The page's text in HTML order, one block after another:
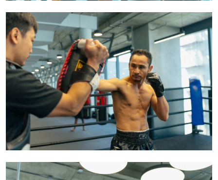
คู่แข่ง
สมัครเพื่อไม่พลาดข่าวเด็ด
เพื่อไม่พลาดข่าวสารของ ONE รีบลงทะเบียนตอนนี้
เพื่อรับข้อมูลอัปเดตล่าสุดก่อนใคร รวมทั้งข้อเสนอ
และสิทธิพิเศษในการเลือกที่นั่งที่ดีที่สุดในสนาม
อีเมล